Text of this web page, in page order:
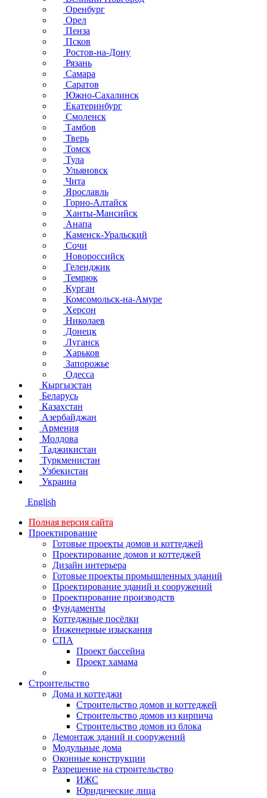
Оренбург
Орел
Пенза
Псков
Ростов-на-Дону
Рязань
Самара
Саратов
Южно-Сахалинск
Екатеринбург
Смоленск
Тамбов
Тверь
Томск
Тула
Ульяновск
Чита
Ярославль
Горно-Алтайск
Ханты-Мансийск
Анапа
Каменск-Уральский
Сочи
Новороссийск
Геленджик
Темрюк
Курган
Комсомольск-на-Амуре
Херсон
Николаев
Донецк
Луганск
Харьков
Запорожье
Одесса
Кыргызстан
Беларусь
Казахстан
Азербайджан
Армения
Молдова
Таджикистан
Туркменистан
Узбекистан
Украина
English
Полная версия сайта
Проектирование
Готовые проекты домов и коттеджей
Проектирование домов и коттеджей
Дизайн интерьера
Готовые проекты промышленных зданий
Проектирование зданий и сооружений
Проектирование производств
Фундаменты
Коттеджные посёлки
Инженерные изыскания
СПА
Проект бассейна
Проект хамама
Строительство
Дома и коттеджи
Строительство домов и коттеджей
Строительство домов из кирпича
Строительство домов из блока
Демонтаж зданий и сооружений
Модульные дома
Оконные конструкции
Разрешение на строительство
ИЖС
Юридические лица